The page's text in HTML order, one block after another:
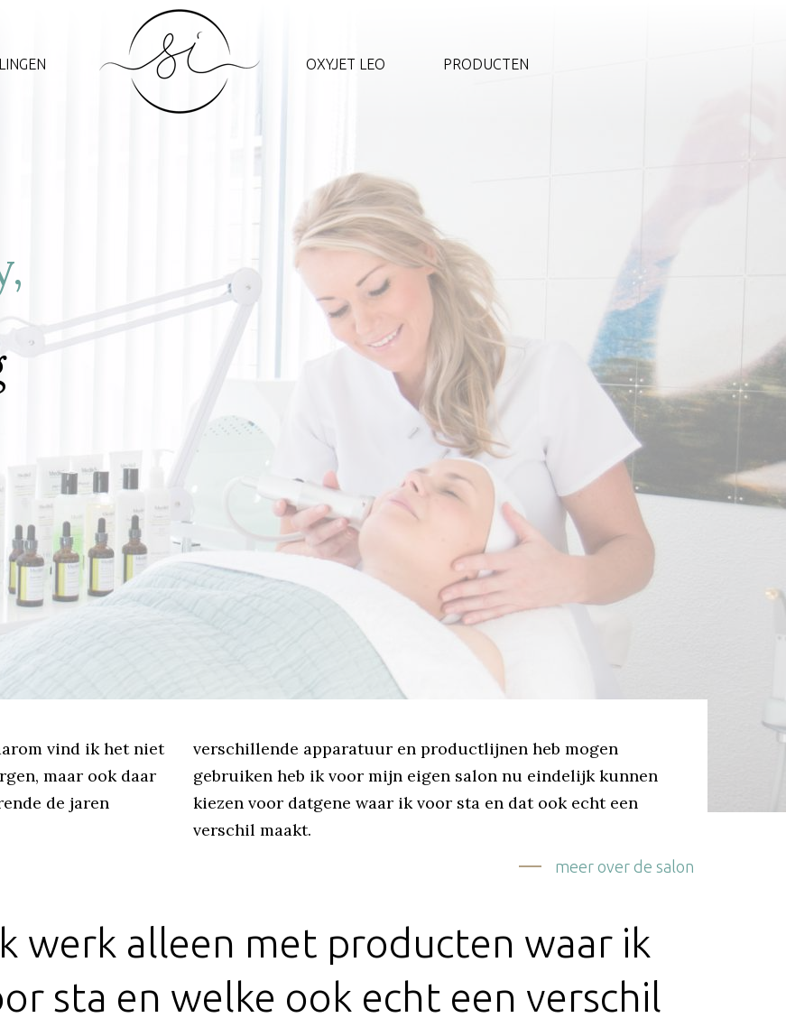
OXYJET LEO PRODUCTEN
vind ik het niet
maar ook daar
de jaren
verschillende apparatuur en productlijnen heb mogen
gebruiken heb ik voor mijn eigen salon nu eindelijk kunnen
kiezen voor datgene waar ik voor sta en dat ook echt een
verschil maakt.
meer over de salon
werk alleen met producten waar ik
sta en welke ook echt een verschil